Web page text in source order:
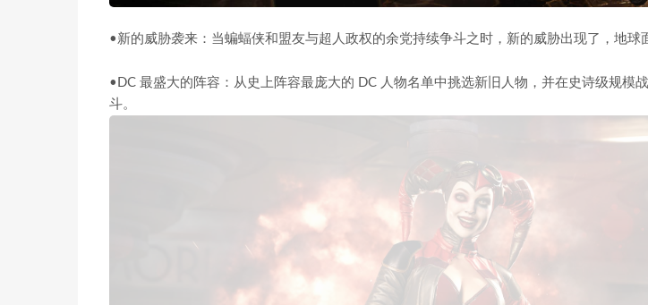
•新的威胁袭来：当蝙蝠侠和盟友与超人政权的余党持续争斗之时，新的威胁出现了，地球
•DC 最盛大的阵容：从史上阵容最庞大的 DC 人物名单中挑选新旧人物，并在史诗级规模
斗。